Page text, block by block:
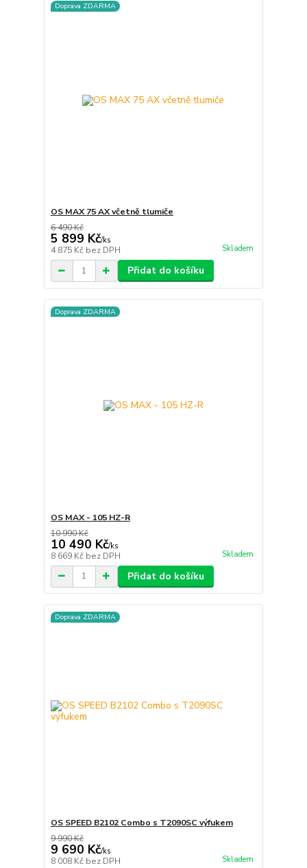
Doprava ZDARMA
OS MAX 75 AX včetně tlumiče
6 490 Kč
5 899 Kč/ks
4 875 Kč bez DPH Skladem
Přidat do košíku
Doprava ZDARMA
OS MAX - 105 HZ-R
10 990 Kč
10 490 Kč/ks
8 669 Kč bez DPH Skladem
Přidat do košíku
Doprava ZDARMA
OS SPEED B2102 Combo s T2090SC výfukem
9 990 Kč
9 690 Kč/ks
8 008 Kč bez DPH Skladem